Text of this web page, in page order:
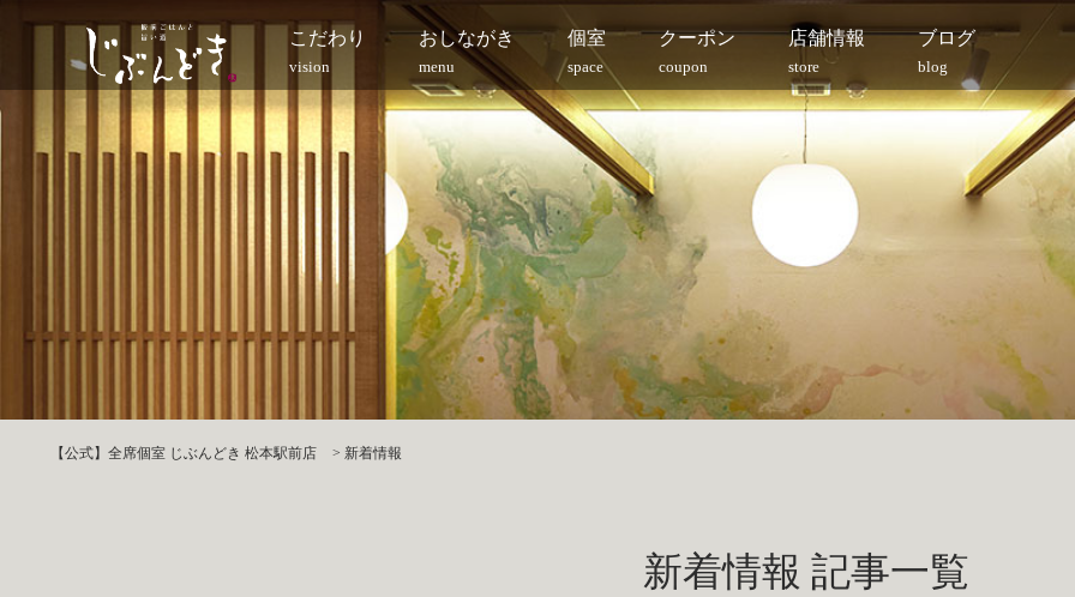
こだわり
vision
おしながき
menu
個室
space
クーポン
coupon
店舗情報
store
ブログ
blog
【公式】全席個室 じぶんどき 松本駅前店 > 新着情報
新着情報 記事一覧